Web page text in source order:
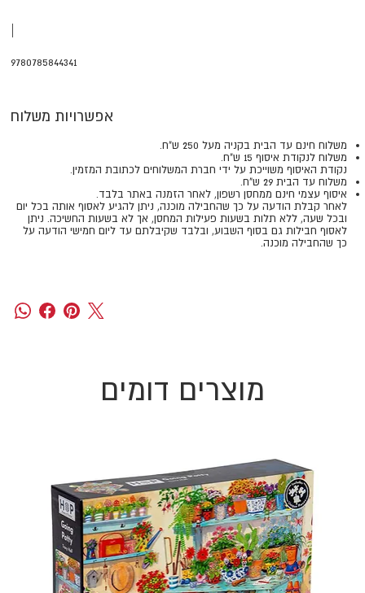
|
9780785844341
אפשרויות משלוח
משלוח חינם עד הבית בקניה מעל 250 ש"ח.
משלוח לנקודת איסוף 15 ש"ח.
נקודת האיסוף משוייכת על ידי חברת המשלוחים לכתובת המזמין.
משלוח עד הבית 29 ש"ח.
איסוף עצמי חינם ממחסן רשפון, לאחר הזמנה באתר בלבד.
​​​​​​​לאחר קבלת הודעה על כך שהחבילה מוכנה, ניתן להגיע לאסוף אותה בכל יום
ובכל שעה, ללא תלות בשעות פעילות המחסן, אך לא בשעות החשיכה. ניתן
לאסוף חבילות גם בסוף השבוע, ובלבד שקיבלתם עד ליום חמישי הודעה על
כך שהחבילה מוכנה.
מוצרים דומים